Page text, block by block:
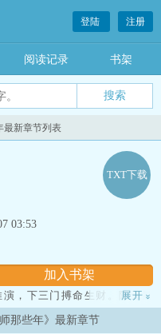
登陆 注册
阅读记录 书架
最新章节列表
加入书架
TXT下载
03:53
，下三门搏命生财。陈无量
家砸下八十万现金，请他去
一声断肠哭，面前那口钉了
展开 »
那些年》最新章节